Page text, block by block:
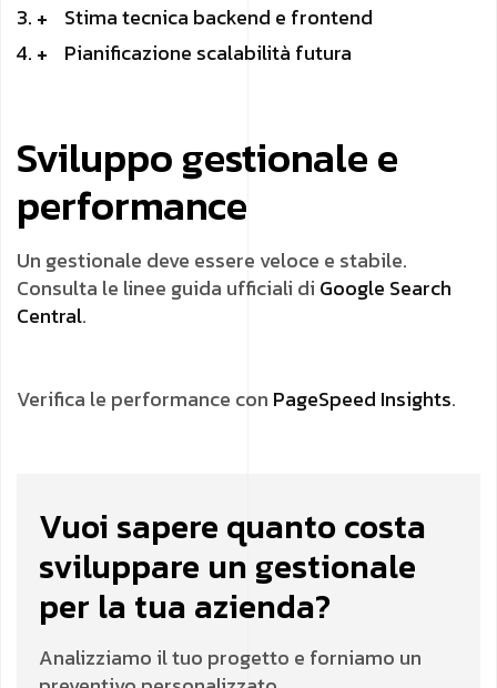
Stima tecnica backend e frontend
Pianificazione scalabilità futura
Sviluppo gestionale e
performance
Un gestionale deve essere veloce e stabile.
Consulta le linee guida ufficiali di Google Search
Central.
Verifica le performance con PageSpeed Insights.
Vuoi sapere quanto costa
sviluppare un gestionale
per la tua azienda?
Analizziamo il tuo progetto e forniamo un